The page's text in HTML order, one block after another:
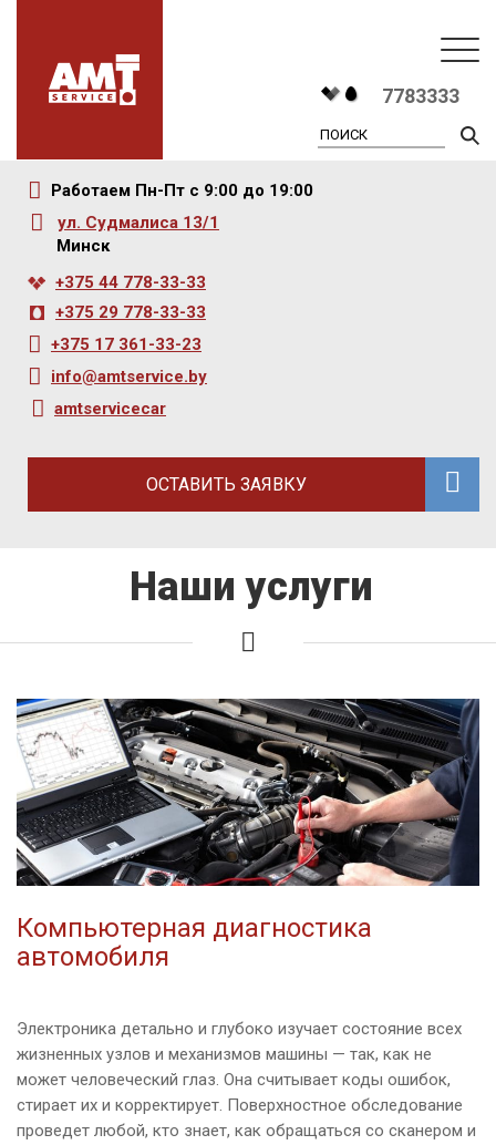
7783333
Работаем Пн-Пт с 9:00 до 19:00
ул. Судмалиса 13/1
Минск
+375 44 778-33-33
+375 29 778-33-33
+375 17 361-33-23
info@amtservice.by
amtservicecar
ОСТАВИТЬ ЗАЯВКУ
Наши услуги
Компьютерная диагностика
автомобиля
Электроника детально и глубоко изучает состояние всех
жизненных узлов и механизмов машины — так, как не
может человеческий глаз. Она считывает коды ошибок,
стирает их и корректирует. Поверхностное обследование
проведет любой, кто знает, как обращаться со сканером и